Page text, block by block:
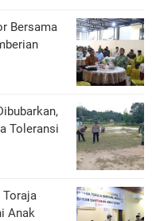
Bersama
Toleransi
Toraja
Anak